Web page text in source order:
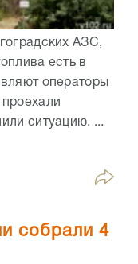
АЗС,
есть в
операторы
ситуацию. ...
собрали 4